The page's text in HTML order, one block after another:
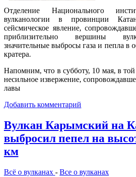
Отделение Национального
вулканологии в провинции
сейсмическое явление,
приблизительно вершины
значительные выбросы газа и пепла в
кратера.
Напомним, что в субботу, 10 мая, в
несильное извержение,
лавы
Добавить комментарий
Вулкан Карымский на
выбросил пепел на
км
Всё о вулканах - Все о вулканах